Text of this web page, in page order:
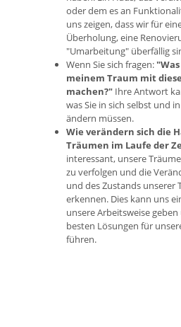
oder dem es an
uns zeigen, dass wir für
Überholung, eine
"Umarbeitung" überfällig
Wenn Sie sich fragen:
meinem Traum mit
machen?" Ihre Antwort
was Sie in sich selbst und
ändern müssen.
Wie verändern sich die
Träumen im Laufe der
interessant, unsere
zu verfolgen und die
und des Zustands unserer
erkennen. Dies kann uns
unsere Arbeitsweise
besten Lösungen für
führen.